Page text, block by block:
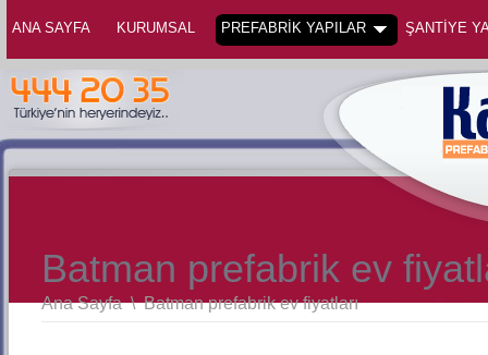
ANA SAYFA KURUMSAL PREFABRİK YAPILAR ŞANTİYE
Batman prefabrik ev
Ana Sayfa \Batman prefabrik ev fiyatları